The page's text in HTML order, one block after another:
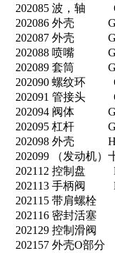
202085 波，轴
202086 外壳
202087 外壳
202088 喷嘴
202089 套筒
202090 螺纹环
202091 管接头
202094 阀体
202095 杠杆
202098 外壳 H
202099 （发动机
202112 控制盘
202113 手柄阀
202115 带肩螺栓
202116 密封活塞
202129 控制滑阀
202157 外壳O部